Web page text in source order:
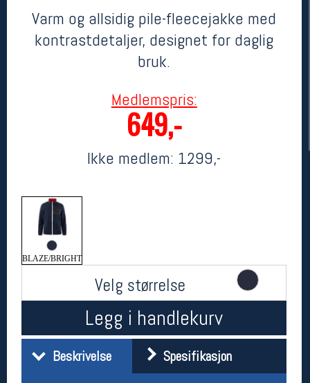
Varm og allsidig pile-fleecejakke med
kontrastdetaljer, designet for daglig
bruk.
Medlemspris:
649,-
Ikke medlem: 1299,-
BLAZE/BRIGHT
Velg størrelse
Legg i handlekurv
Beskrivelse Spesifikasjon
Her finner du oss
Oslo Sportslager
Torggata 20
Telefon: 23 32 62 00
Om oss
Kontakt oss